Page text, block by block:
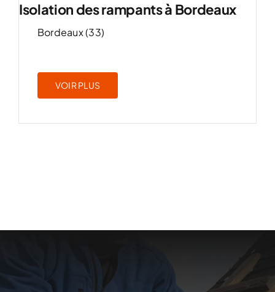
Isolation des rampants à Bordeaux
Bordeaux (33)
VOIR PLUS